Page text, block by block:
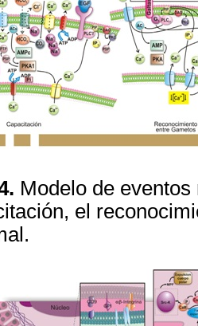
Modelo de
el